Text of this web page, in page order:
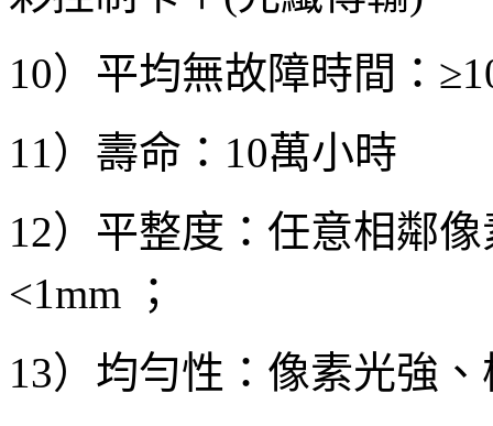
10）平均無故障時間：
11）壽命：10萬小時
12）平整度：任意相鄰
<1mm ；
13）均勻性：像素光強